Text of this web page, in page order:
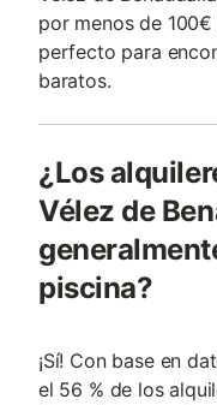
por menos de
perfecto para
baratos.
¿Los
Vélez de
piscina?
¡Sí! Con base en
el 56 % de los